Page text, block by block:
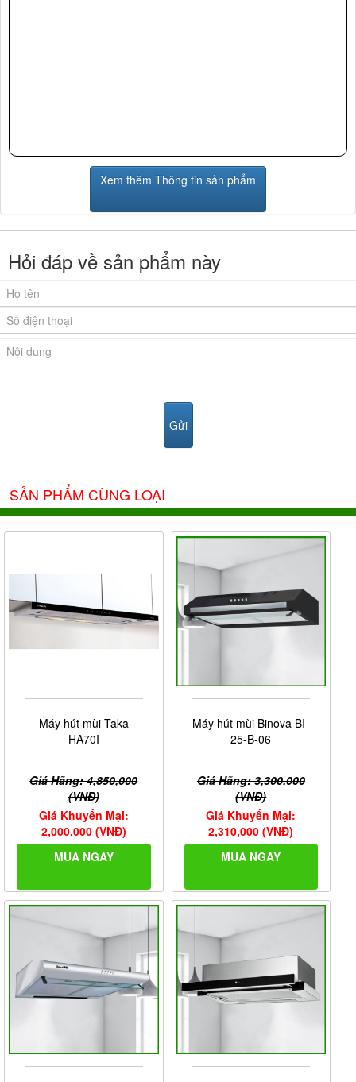
Xem thêm Thông tin sản phẩm
Hỏi đáp về sản phẩm này
SẢN PHẨM CÙNG LOẠI
Máy hút mùi Taka
HA70I
Giá Hãng: 4,850,000
(VNĐ)
Giá Khuyến Mại:
2,000,000 (VNĐ)
MUA NGAY
Máy hút mùi Binova BI-
25-B-06
Giá Hãng: 3,300,000
(VNĐ)
Giá Khuyến Mại:
2,310,000 (VNĐ)
MUA NGAY